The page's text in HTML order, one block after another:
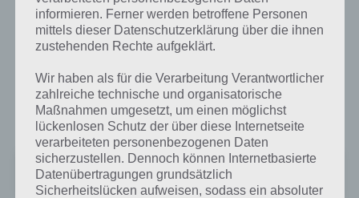
Evernote herunterladen
Android:
Evernote (kostenlos)
Evernote - Notes Organizer
Preis:Kostenlos+
informieren. Ferner werden betroffene Personen
mittels dieser Datenschutzerklärung über die ihnen
zustehenden Rechte aufgeklärt.
Wir haben als für die Verarbeitung Verantwortlicher
zahlreiche technische und organisatorische
Maßnahmen umgesetzt, um einen möglichst
lückenlosen Schutz der über diese Internetseite
verarbeiteten personenbezogenen Daten
sicherzustellen. Dennoch können Internetbasierte
Datenübertragungen grundsätzlich
Sicherheitslücken aufweisen, sodass ein absoluter